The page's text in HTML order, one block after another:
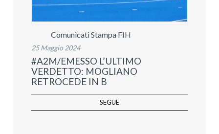
Comunicati Stampa FIH
25 Maggio 2024
#A2M/EMESSO L’ULTIMO
VERDETTO: MOGLIANO
RETROCEDE IN B
SEGUE